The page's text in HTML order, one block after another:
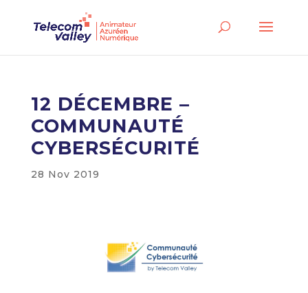
12 DÉCEMBRE –
COMMUNAUTÉ
CYBERSÉCURITÉ
28 Nov 2019